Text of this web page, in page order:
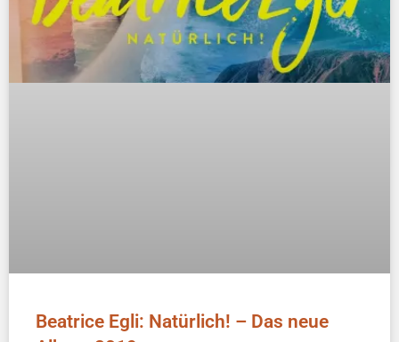
Beatrice Egli: Natürlich! – Das neue